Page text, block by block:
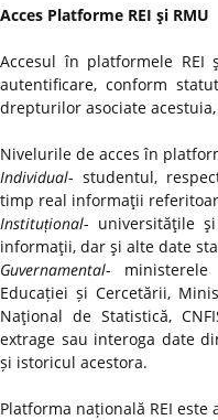
Acces Platforme REI şi RMU
Accesul în platformele
autentificare, conform
drepturilor asociate
Nivelurile de acces în
Individual- studentul,
timp real informaţii
Instituțional- universităţile
informaţii, dar şi alte date
Guvernamental- ministerele
Educației și Cercetării,
Naţional de Statistică,
extrage sau interoga date
și istoricul acestora.
Platforma națională REI este